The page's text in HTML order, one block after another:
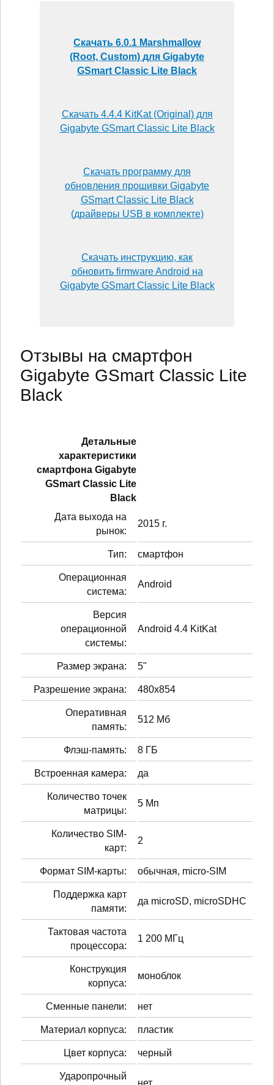
Скачать 6.0.1 Marshmallow
(Root, Custom) для Gigabyte
GSmart Classic Lite Black
Скачать 4.4.4 KitKat (Original) для
Gigabyte GSmart Classic Lite Black
Скачать программу для
обновления прошивки Gigabyte
GSmart Classic Lite Black
(драйверы USB в комплекте)
Скачать инструкцию, как
обновить firmware Android на
Gigabyte GSmart Classic Lite Black
Отзывы на смартфон
Gigabyte GSmart Classic Lite
Black
Детальные
характеристики
смартфонa Gigabyte
GSmart Classic Lite
Black
Дата выхода на
рынок:
2015 г.
Тип: смартфон
Операционная
система:
Android
Версия
операционной
системы:
Android 4.4 KitKat
Размер экрана: 5"
Разрешение экрана: 480x854
Оперативная
память:
512 Мб
Флэш-память: 8 ГБ
Встроенная камера: да
Количество точек
матрицы:
5 Мп
Количество SIM-
карт:
2
Формат SIM-карты: обычная, micro-SIM
Поддержка карт
памяти:
да microSD, microSDHC
Тактовая частота
процессора:
1 200 МГц
Конструкция
корпуса:
моноблок
Сменные панели: нет
Материал корпуса: пластик
Цвет корпуса: черный
Ударопрочный
нет